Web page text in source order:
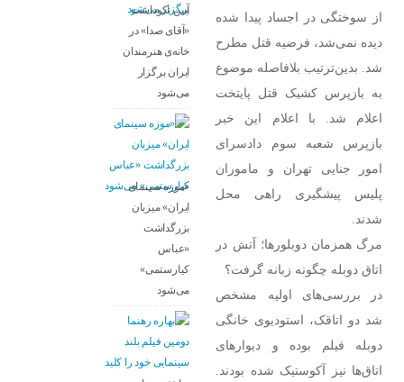
از سوختگی در اجساد پیدا شده
دیده نمی‌شد، فرضیه قتل مطرح
شد. بدین‌ترتیب بلافاصله موضوع
به بازپرس کشیک قتل پایتخت
اعلام شد. با اعلام این خبر
بازپرس شعبه سوم دادسرای
امور جنایی تهران و ماموران
پلیس پیشگیری راهی محل
شدند.
مرگ همزمان دوبلور‌ها؛ آتش در
اتاق دوبله چگونه زبانه گرفت؟
در بررسی‌های اولیه مشخص
شد دو اتاقک، استودیوی خانگی
دوبله فیلم بوده و دیوار‌های
اتاق‌ها نیز آکوستیک شده بودند.
آیین نکوداشت
«آقای صدا» در
خانه‌ی هنرمندان
ایران برگزار
می‌شود
«موزه سینمای
ایران» میزبان
بزرگداشت
«عباس
کیارستمی»
می‌شود